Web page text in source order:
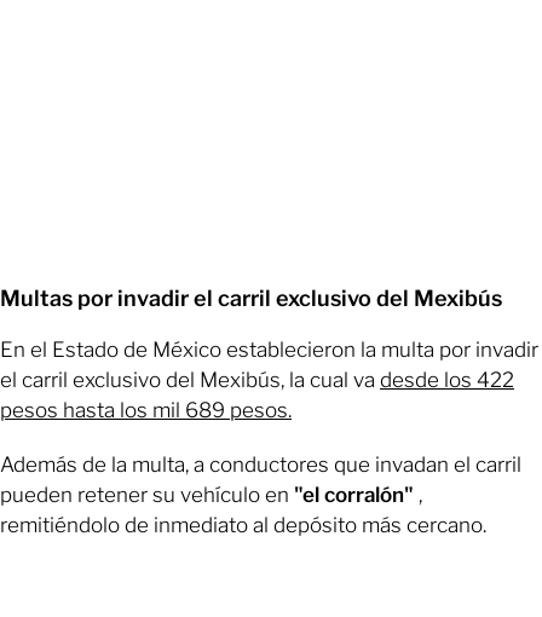
Multas por invadir el carril exclusivo del Mexibús
En el Estado de México establecieron la multa por invadir
el carril exclusivo del Mexibús, la cual va desde los 422
pesos hasta los mil 689 pesos.
Además de la multa, a conductores que invadan el carril
pueden retener su vehículo en "el corralón" ,
remitiéndolo de inmediato al depósito más cercano.